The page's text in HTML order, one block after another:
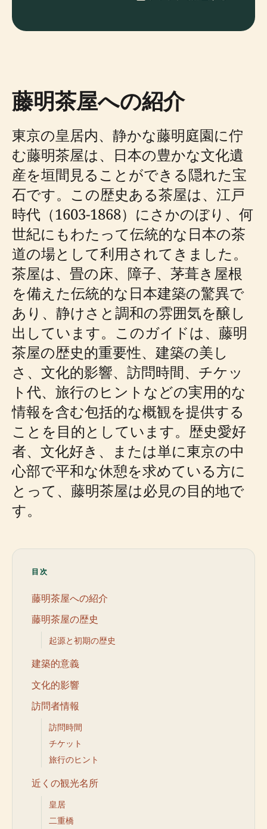
藤明茶屋への紹介
東京の皇居内、静かな藤明庭園に佇
む藤明茶屋は、日本の豊かな文化遺
産を垣間見ることができる隠れた宝
石です。この歴史ある茶屋は、江戸
時代（1603-1868）にさかのぼり、何
世紀にもわたって伝統的な日本の茶
道の場として利用されてきました。
茶屋は、畳の床、障子、茅葺き屋根
を備えた伝統的な日本建築の驚異で
あり、静けさと調和の雰囲気を醸し
出しています。このガイドは、藤明
茶屋の歴史的重要性、建築の美し
さ、文化的影響、訪問時間、チケッ
ト代、旅行のヒントなどの実用的な
情報を含む包括的な概観を提供する
ことを目的としています。歴史愛好
者、文化好き、または単に東京の中
心部で平和な休憩を求めている方に
とって、藤明茶屋は必見の目的地で
す。
目次
藤明茶屋への紹介
藤明茶屋の歴史
起源と初期の歴史
建築的意義
文化的影響
訪問者情報
訪問時間
チケット
旅行のヒント
近くの観光名所
皇居
二重橋